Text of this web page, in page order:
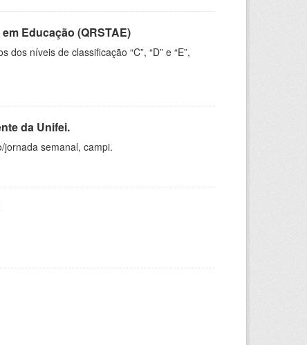
Educação (QRSTAE)
níveis de classificação “C”, “D” e “E”,
da Unifei.
semanal, campi.